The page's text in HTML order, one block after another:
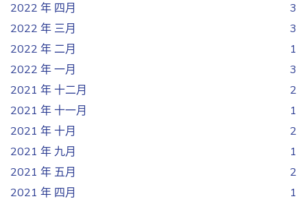
2022 年 四月
3
2022 年 三月
3
2022 年 二月
1
2022 年 一月
3
2021 年 十二月
2
2021 年 十一月
1
2021 年 十月
2
2021 年 九月
1
2021 年 五月
2
2021 年 四月
1